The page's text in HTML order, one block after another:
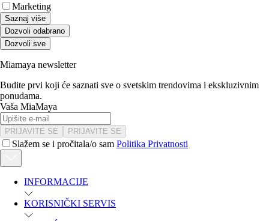
Marketing
Saznaj više
Dozvoli odabrano
Dozvoli sve
Miamaya newsletter
Budite prvi koji će saznati sve o svetskim trendovima i ekskluzivnim
ponudama.
Vaša MiaMaya
PRIJAVITE SE PRIJAVITE SE
Slažem se i pročitala/o sam Politika Privatnosti
INFORMACIJE
KORISNIČKI SERVIS